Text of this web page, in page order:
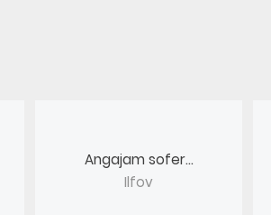
Angajam sofer...
Ilfov